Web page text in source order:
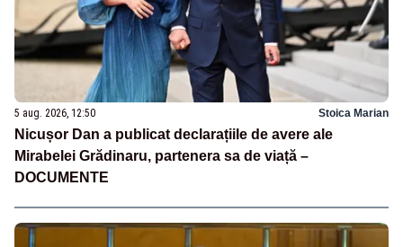
5 aug. 2026, 12:50 Stoica Marian
Nicușor Dan a publicat declarațiile de avere ale
Mirabelei Grădinaru, partenera sa de viață –
DOCUMENTE